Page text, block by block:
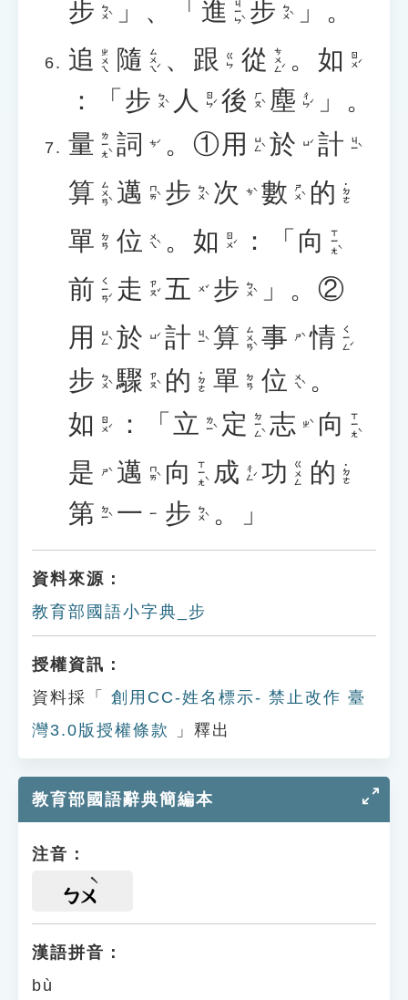
步 ㄅㄨˋ 」、「 進 ㄐㄧㄣˋ 步 ㄅㄨˋ
」。
追 ㄓㄨㄟ 隨 ㄙㄨㄟˊ 、 跟 ㄍㄣ 從 ㄘㄨㄥˊ 。 如 ㄖㄨˊ
：「 步 ㄅㄨˋ 人 ㄖㄣˊ 後 ㄏㄡˋ 塵 ㄔㄣˊ
」。
量 ㄌㄧㄤˋ 詞 ㄘˊ 。①用 ㄩㄥˋ 於 ㄩˊ 計 ㄐㄧˋ
算 ㄙㄨㄢˋ 邁 ㄇㄞˋ 步 ㄅㄨˋ 次 ㄘˋ 數 ㄕㄨˋ 的 ˙ㄉㄜ
單 ㄉㄢ 位 ㄨㄟˋ 。 如 ㄖㄨˊ ：「 向 ㄒㄧㄤˋ
前 ㄑㄧㄢˊ 走 ㄗㄡˇ 五 ㄨˇ 步 ㄅㄨˋ
」。②
用
ㄩㄥˋ 於 ㄩˊ 計 ㄐㄧˋ 算 ㄙㄨㄢˋ 事 ㄕˋ 情 ㄑㄧㄥˊ
步 ㄅㄨˋ 驟 ㄗㄡˋ 的 ˙ㄉㄜ 單 ㄉㄢ 位 ㄨㄟˋ 。
如 ㄖㄨˊ ：「 立 ㄌㄧˋ 定 ㄉㄧㄥˋ 志 ㄓˋ 向 ㄒㄧㄤˋ
是 ㄕˋ 邁 ㄇㄞˋ 向 ㄒㄧㄤˋ 成 ㄔㄥˊ 功 ㄍㄨㄥ 的 ˙ㄉㄜ
第 ㄉㄧˋ 一 ㄧ 步 ㄅㄨˋ 。」
資料來源：
教育部國語小字典_步
授權資訊：
資料採「
創用CC-姓名標示- 禁止改作 臺
灣3.0版授權條款
」釋出
教育部國語辭典簡編本
注音：
ㄅㄨ
漢語拼音：
bù